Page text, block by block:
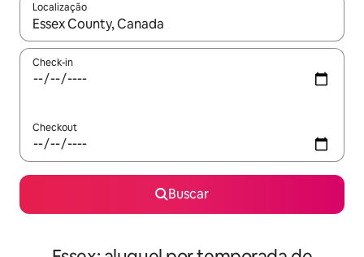
Localização
Quando os resultados estiverem disponíveis, explore-os
Check-in
Checkout
Buscar